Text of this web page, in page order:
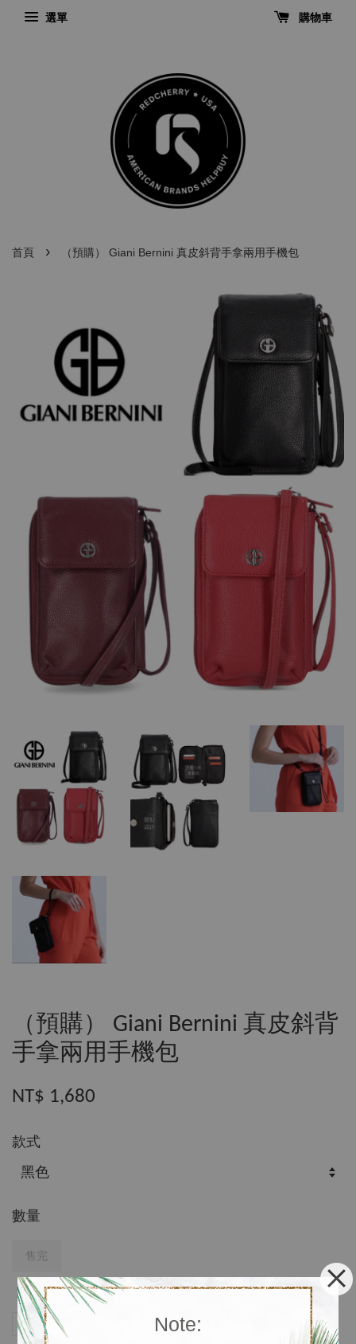
Note:
選單 購物車
首頁 › （預購） Giani Bernini 真皮斜背手拿兩用手機包
（預購） Giani Bernini 真皮斜背
手拿兩用手機包
NT$ 1,680
款式
數量
售完
分享 LINE